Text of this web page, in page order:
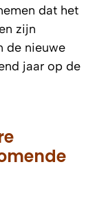
dat het
zijn
de nieuwe
jaar op de